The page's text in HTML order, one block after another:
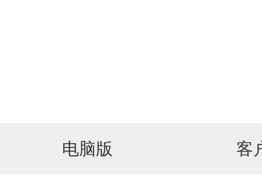
电脑版 客